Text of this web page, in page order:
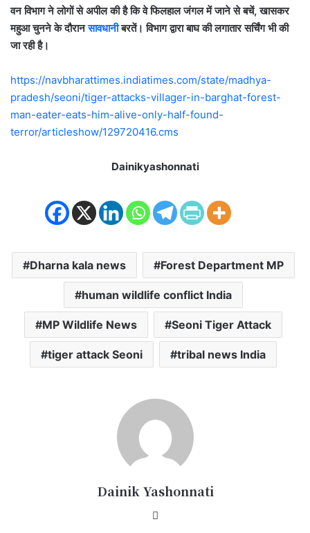
वन विभाग ने लोगों से अपील की है कि वे फिलहाल जंगल में जाने से बचें, खासकर
महुआ चुनने के दौरानसावधानीबरतें। विभाग द्वारा बाघ की लगातार सर्चिंग भी की
जा रही है।
https://navbharattimes.indiatimes.com/state/madhya-
pradesh/seoni/tiger-attacks-villager-in-barghat-forest-
man-eater-eats-him-alive-only-half-found-
terror/articleshow/129720416.cms
Dainikyashonnati
Dharna kala news Forest Department MP
human wildlife conflict India
MP Wildlife News Seoni Tiger Attack
tiger attack Seoni tribal news India
Dainik Yashonnati